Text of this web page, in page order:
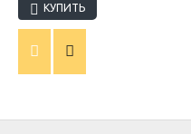
КУПИТЬ